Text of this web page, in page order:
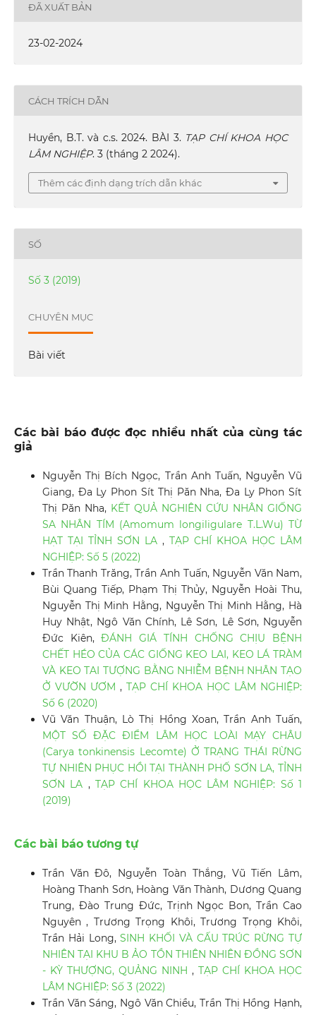
ĐÃ XUẤT BẢN
23-02-2024
CÁCH TRÍCH DẪN
Huyền, B.T. và c.s. 2024. BÀI 3. TẠP CHÍ KHOA HỌC
LÂM NGHIỆP. 3 (tháng 2 2024).
Thêm các định dạng trích dẫn khác
SỐ
Số 3 (2019)
CHUYÊN MỤC
Bài viết
Các bài báo được đọc nhiều nhất của cùng tác
giả
Nguyễn Thị Bích Ngọc, Trần Anh Tuấn, Nguyễn Vũ
Giang, Đa Ly Phon Sít Thị Păn Nha, Đa Ly Phon Sít
Thị Păn Nha, KẾT QUẢ NGHIÊN CỨU NHÂN GIỐNG
SA NHÂN TÍM (Amomum longiligulare T.L.Wu) TỪ
HẠT TẠI TỈNH SƠN LA ,TẠP CHÍ KHOA HỌC LÂM
NGHIỆP: Số 5 (2022)
Trần Thanh Trăng, Trần Anh Tuấn, Nguyễn Văn Nam,
Bùi Quang Tiếp, Phạm Thị Thủy, Nguyễn Hoài Thu,
Nguyễn Thị Minh Hằng, Nguyễn Thị Minh Hằng, Hà
Huy Nhật, Ngô Văn Chính, Lê Sơn, Lê Sơn, Nguyễn
Đức Kiên,ĐÁNH GIÁ TÍNH CHỐNG CHỊU BỆNH
CHẾT HÉO CỦA CÁC GIỐNG KEO LAI, KEO LÁ TRÀM
VÀ KEO TAI TƯỢNG BẰNG NHIỄM BỆNH NHÂN TẠO
Ở VƯỜN ƯƠM ,TẠP CHÍ KHOA HỌC LÂM NGHIỆP:
Số 6 (2020)
Vũ Văn Thuận, Lò Thị Hồng Xoan, Trần Anh Tuấn,
MỘT SỐ ĐẶC ĐIỂM LÂM HỌC LOÀI MẠY CHÂU
(Carya tonkinensis Lecomte) Ở TRẠNG THÁI RỪNG
TỰ NHIÊN PHỤC HỒI TẠI THÀNH PHỐ SƠN LA, TỈNH
SƠN LA , TẠP CHÍ KHOA HỌC LÂM NGHIỆP: Số 1
(2019)
Các bài báo tương tự
Trần Văn Đô, Nguyễn Toàn Thắng, Vũ Tiến Lâm,
Hoàng Thanh Sơn, Hoàng Văn Thành, Dương Quang
Trung, Đào Trung Đức, Trịnh Ngọc Bon, Trần Cao
Nguyên , Trương Trọng Khôi, Trương Trọng Khôi,
Trần Hải Long,SINH KHỐI VÀ CẤU TRÚC RỪNG TỰ
NHIÊN TẠI KHU B ẢO TỒN THIÊN NHIÊN ĐỒNG SƠN
- KỲ THƯỢNG, QUẢNG NINH,TẠP CHÍ KHOA HỌC
LÂM NGHIỆP: Số 3 (2022)
Trần Văn Sáng, Ngô Văn Chiều, Trần Thị Hồng Hạnh,